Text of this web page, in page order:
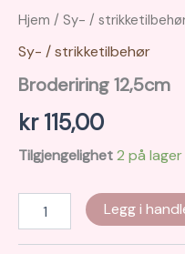
Hjem / Sy- /
Sy- / strikketilbehør
Broderiring 12,5cm
kr115,00
Tilgjengelighet2 på lager
12,5cm
Legg i